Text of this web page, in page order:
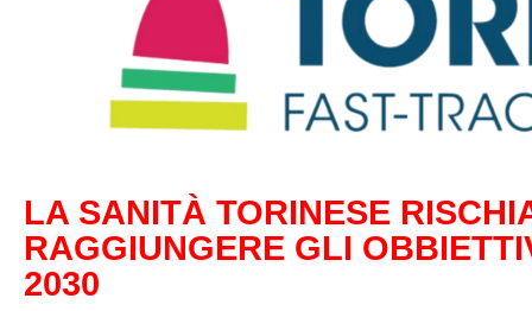
LA SANITÀ TORINESE
RAGGIUNGERE GLI
2030